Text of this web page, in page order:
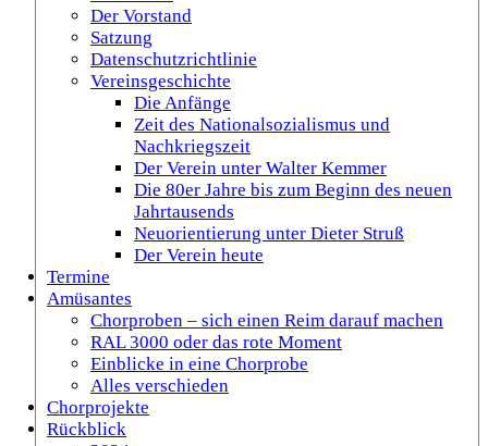
Der Vorstand
Satzung
Datenschutzrichtlinie
Vereinsgeschichte
Die Anfänge
Zeit des Nationalsozialismus und
Nachkriegszeit
Der Verein unter Walter Kemmer
Die 80er Jahre bis zum Beginn des neuen
Jahrtausends
Neuorientierung unter Dieter Struß
Der Verein heute
Termine
Amüsantes
Chorproben – sich einen Reim darauf machen
RAL 3000 oder das rote Moment
Einblicke in eine Chorprobe
Alles verschieden
Chorprojekte
Rückblick